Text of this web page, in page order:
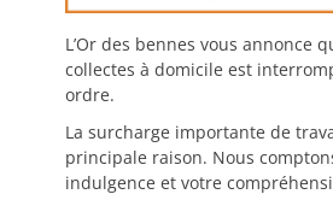
L’Or des bennes vous annonce
collectes à domicile est
ordre.
La surcharge importante de
principale raison. Nous
indulgence et votre